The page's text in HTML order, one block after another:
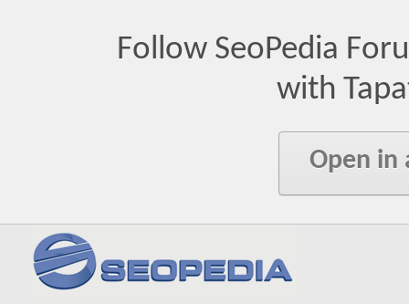
Follow SeoPedia
with
Open in